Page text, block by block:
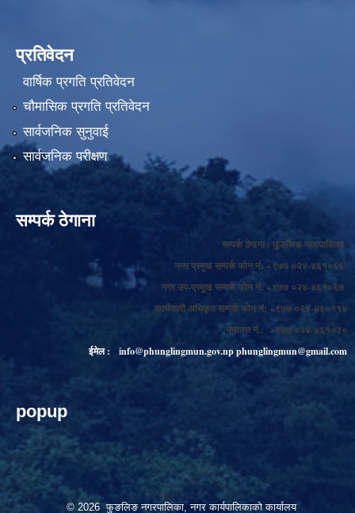
प्रतिवेदन
वार्षिक प्रगति प्रतिवेदन
चौमासिक प्रगति प्रतिवेदन
सार्वजनिक सुनुवाई
सार्वजनिक परीक्षण
सम्पर्क ठेगाना
सम्पर्क ठेगाना : फुङलिङ नगरपालिका
नगर प्रमुख सम्पर्क फोन नं: +९७७ ०२४-४६१०६६
नगर उप-प्रमुख सम्पर्क फोन नं: +९७७ ०२४-४६१०६७
कार्यकारी अधिकृत सम्पर्क फोन नं: +९७७ ०२४-४६०११४
फ्याक्स नं.: +९७७ ०२४-४६१०३०
ईमेल :
info@phunglingmun.gov.npphunglingmun@gmail.com
popup
© 2026 फुङलिङ नगरपालिका, नगर कार्यपालिकाको कार्यालय